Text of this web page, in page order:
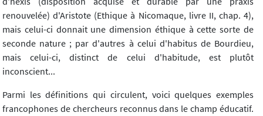
renouvelée) d'Aristote (Ethique à Nicomaque, livre II, chap. 4),
mais celui-ci donnait une dimension éthique à cette sorte de
seconde nature ; par d'autres à celui d'habitus de Bourdieu,
mais celui-ci, distinct de celui d'habitude, est plutôt
inconscient...
Parmi les définitions qui circulent, voici quelques exemples
francophones de chercheurs reconnus dans le champ éducatif.